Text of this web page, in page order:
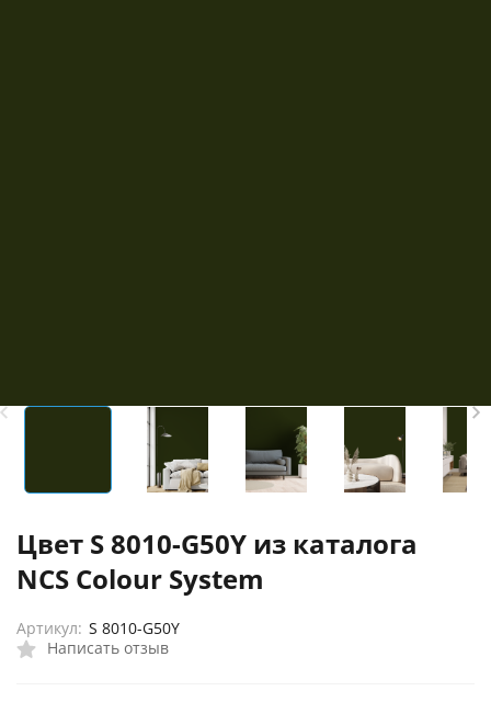
Цвет S 8010-G50Y из каталога
NCS Colour System
Написать отзыв
Артикул: S 8010-G50Y